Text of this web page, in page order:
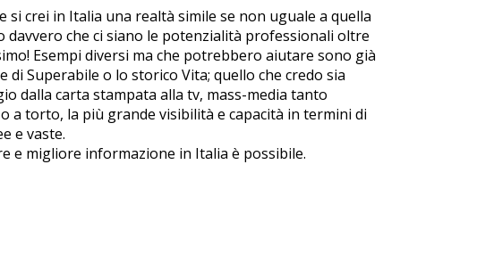
crei in Italia una realtà simile se non uguale a quella
davvero che ci siano le potenzialità professionali oltre
Esempi diversi ma che potrebbero aiutare sono già
Superabile o lo storico Vita; quello che credo sia
dalla carta stampata alla tv, mass-media tanto
a torto, la più grande visibilità e capacità in termini di
e vaste.
e migliore informazione in Italia è possibile.